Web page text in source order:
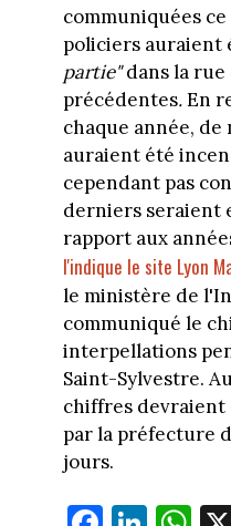
communiquées
policiers auraient
partie"dans la rue
précédentes.En
chaque année,
auraient été
cependant pas
derniers seraient
rapport aux
l'indique le site Lyon
le ministère de
communiqué le
interpellations
Saint-Sylvestre.
chiffres devraient
par la préfecture
jours.